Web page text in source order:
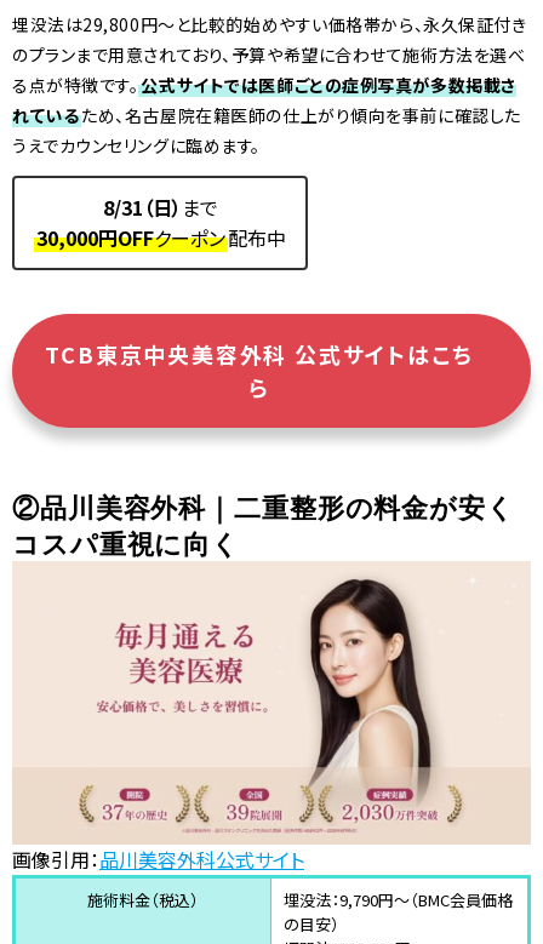
埋没法は29,800円〜と比較的始めやすい価格帯から、永久保証付き
のプランまで用意されており、予算や希望に合わせて施術方法を選べ
る点が特徴です。公式サイトでは医師ごとの症例写真が多数掲載さ
れているため、名古屋院在籍医師の仕上がり傾向を事前に確認した
うえでカウンセリングに臨めます。
8/31（日） まで
30,000円OFFクーポン配布中
TCB東京中央美容外科 公式サイトはこち
ら
②品川美容外科｜二重整形の料金が安く
コスパ重視に向く
画像引用：品川美容外科公式サイト
施術料金（税込）
埋没法：9,790円〜（BMC会員価格
の目安）